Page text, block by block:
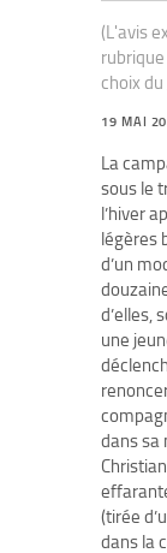
(L'avis
choix
19 MAI
La
sous le
l’hiver
légères
d’un
d’elles,
une
dans sa
(tirée
dans la